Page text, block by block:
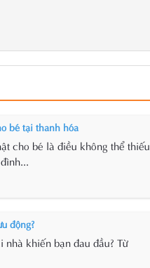
bé tại thanh hóa
cho bé là điều không thể thiếu
động?
khiến bạn đau đầu? Từ